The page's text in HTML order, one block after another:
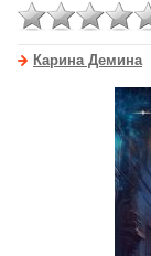
Карина Демина